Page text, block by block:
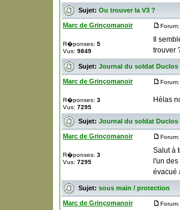
Sujet: Ou trouver la V3 ?
Marc de Grinçomanoir
R�ponses: 5
Vus: 9849
Forum:
Il
trouver
Sujet: Journal du soldat Duclos
Marc de Grinçomanoir
R�ponses: 3
Vus: 7295
Forum:
Hélas
Sujet: Journal du soldat Duclos
Marc de Grinçomanoir
R�ponses: 3
Vus: 7295
Forum:
Salut à
l'un
évacué
Sujet: sous main / protection
Marc de Grinçomanoir Forum: